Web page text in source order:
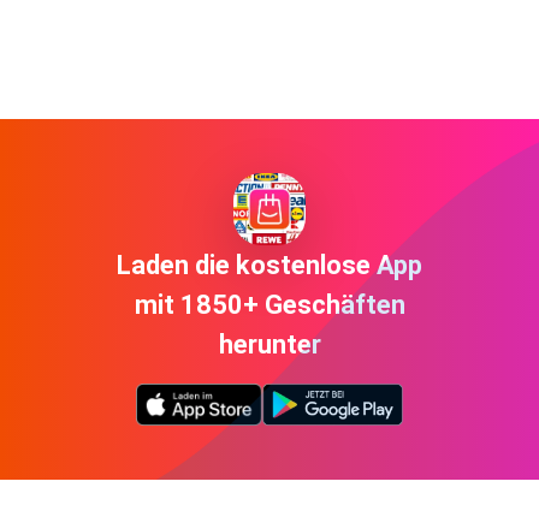
Laden die kostenlose App
mit 1850+ Geschäften
herunter